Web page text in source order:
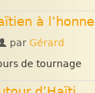
à
par Gérard
de tournage